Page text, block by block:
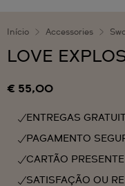
Início Accessories
LOVE
€ 55,00
ENTREGAS
PAGAMENTO
CARTÃO
SATISFAÇÃO OU